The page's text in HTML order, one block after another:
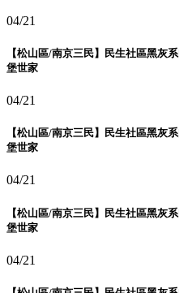
04/21
【松山區/南京三民】民生社區黑灰
堡世家
04/21
【松山區/南京三民】民生社區黑灰
堡世家
04/21
【松山區/南京三民】民生社區黑灰
堡世家
04/21